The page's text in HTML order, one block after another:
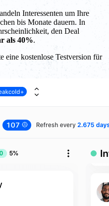
Interessenten um Ihre
bis Monate dauern. In
den Deal
als 40%.
eine kostenlose Testversion für